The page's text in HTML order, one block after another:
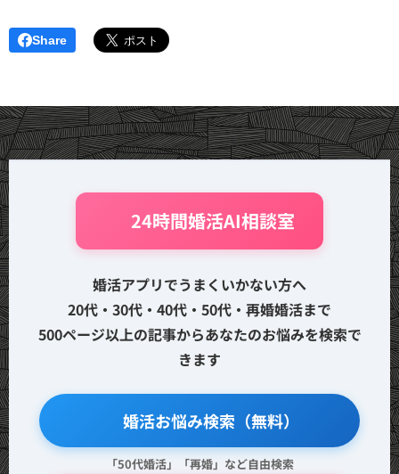
Share
🤖 24時間婚活AI相談室
婚活アプリでうまくいかない方へ
20代・30代・40代・50代・再婚婚活まで
500ページ以上の記事からあなたのお悩みを検索で
きます
🔍 婚活お悩み検索（無料）
「50代婚活」「再婚」など自由検索